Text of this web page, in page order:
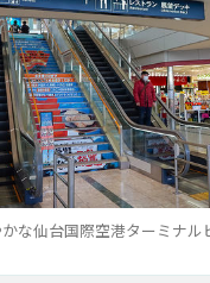
な仙台国際空港ターミナル